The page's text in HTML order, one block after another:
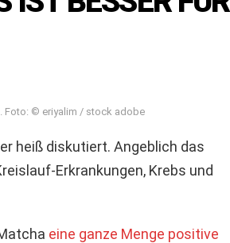
Foto: © eriyalim / stock adobe
heiß diskutiert. Angeblich das
Erkrankungen, Krebs und
eine ganze Menge positive